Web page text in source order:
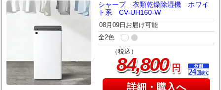
シャープ 衣類乾燥除湿機 ホワイ
ト系 CV-UH160-W
08月09日お届け可能
全2色
（税込）
84,800円
詳細・購入へ